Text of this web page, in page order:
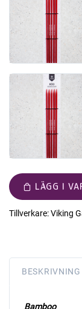
LÄGG I
Tillverkare:Viking
BESKRIVNING
Bamboo